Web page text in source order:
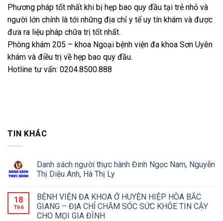
Phương pháp tốt nhất khi bị hẹp bao quy đầu tại trẻ nhỏ và
người lớn chính là tới những địa chỉ y tế uy tín khám và được
đưa ra liệu pháp chữa trị tốt nhất.
Phòng khám 205 – khoa Ngoại bệnh viện đa khoa Sơn Uyên
khám và điều trị về hẹp bao quy đầu.
Hotline tư vấn: 0204.8500.888
TIN KHÁC
Danh sách người thực hành Đinh Ngọc Nam, Nguyễn
Thị Diệu Anh, Hà Thị Ly
18
Th6
BỆNH VIỆN ĐA KHOA Ở HUYỆN HIỆP HÒA BẮC
GIANG – ĐỊA CHỈ CHĂM SÓC SỨC KHỎE TIN CẬY
CHO MỌI GIA ĐÌNH